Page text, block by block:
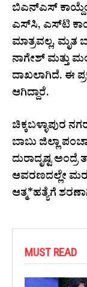
ಬಿಎನ್ಎಸ್
ಎಸ್‌ಸಿ, ಎಸ್‌ಟಿ
ಮಾತ್ರವಲ್ಲ,
ನಾಗೇಶ್ ಮತ್ತು
ದಾಖಲಾಗಿದೆ. ಈ
ಆಗಿದ್ದಾರೆ.
ಚಿಕ್ಕಬಳ್ಳಾಪುರ
ಬಾಬು ಜಿಲ್ಲಾ
ದುರಾದೃಷ್ಟ
ಆವರಣದಲ್ಲೇ
ಆತ್ಮ*ಹತ್ಯೆಗೆ
MUST READ